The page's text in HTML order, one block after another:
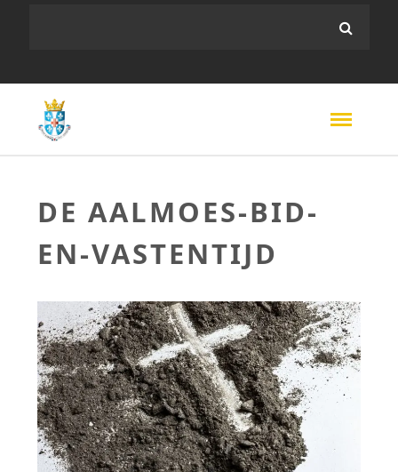
DE AALMOES-BID-
EN-VASTENTIJD